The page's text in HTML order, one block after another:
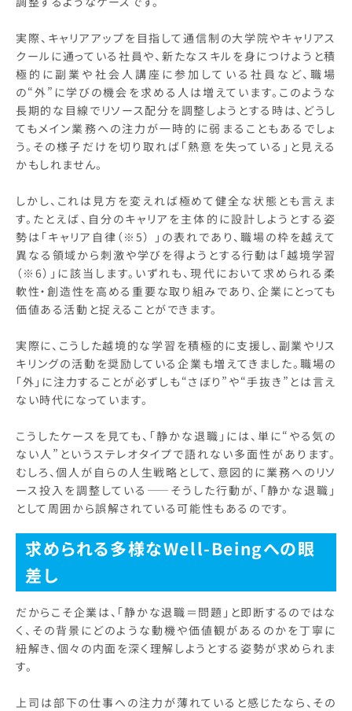
実際、キャリアアップを目指して通信制の大学院やキャリアス
クールに通っている社員や、新たなスキルを身につけようと積
極的に副業や社会人講座に参加している社員など、職場
の“外”に学びの機会を求める人は増えています。このような
長期的な目線でリソース配分を調整しようとする時は、どうし
てもメイン業務への注力が一時的に弱まることもあるでしょ
う。その様子だけを切り取れば「熱意を失っている」と見える
かもしれません。
しかし、これは見方を変えれば極めて健全な状態とも言えま
す。たとえば、自分のキャリアを主体的に設計しようとする姿
勢は「キャリア自律（※5） 」の表れであり、職場の枠を越えて
異なる領域から刺激や学びを得ようとする行動は「越境学習
（※6）」に該当します。いずれも、現代において求められる柔
軟性・創造性を高める重要な取り組みであり、企業にとっても
価値ある活動と捉えることができます。
実際に、こうした越境的な学習を積極的に支援し、副業やリス
キリングの活動を奨励している企業も増えてきました。職場の
「外」に注力することが必ずしも“さぼり”や“手抜き”とは言え
ない時代になっています。
こうしたケースを見ても、「静かな退職」には、単に“やる気の
ない人”というステレオタイプで語れない多面性があります。
むしろ、個人が自らの人生戦略として、意図的に業務へのリソ
ース投入を調整している――そうした行動が、「静かな退職」
として周囲から誤解されている可能性もあるのです。
求められる多様なWell-Beingへの眼
差し
だからこそ企業は、「静かな退職＝問題」と即断するのではな
く、その背景にどのような動機や価値観があるのかを丁寧に
紐解き、個々の内面を深く理解しようとする姿勢が求められま
す。
上司は部下の仕事への注力が薄れていると感じたなら、その